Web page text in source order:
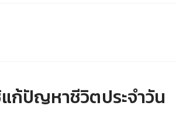
ก้ปัญหาชีวิตประจำวัน